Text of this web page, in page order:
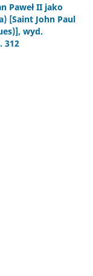
Paweł II jako
[Saint John Paul
wyd.
312